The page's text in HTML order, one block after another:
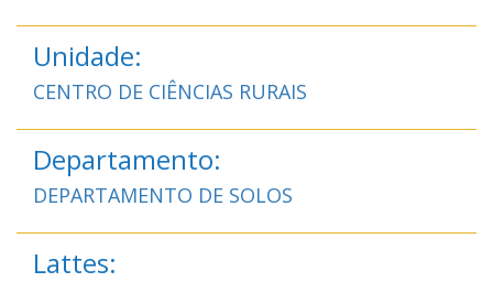
Unidade:
CENTRO DE CIÊNCIAS RURAIS
Departamento:
DEPARTAMENTO DE SOLOS
Lattes: